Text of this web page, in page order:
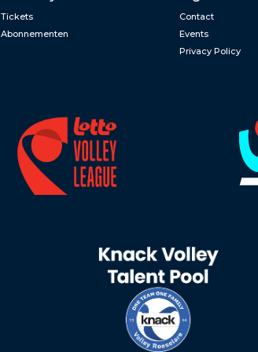
Tickets
Abonnementen
Contact
Events
Privacy Policy